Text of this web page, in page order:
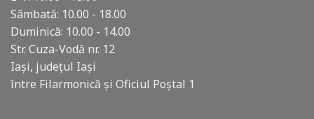
Sâmbată: 10.00 - 18.00
Duminică: 10.00 - 14.00
Str. Cuza-Vodă nr. 12
Iași, județul Iași
între Filarmonică și Oficiul Poștal 1